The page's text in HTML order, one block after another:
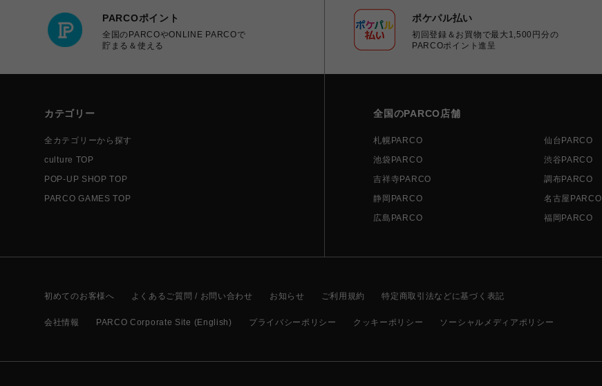
PARCOポイント
全国のPARCOやONLINE PARCOで
貯まる＆使える
ポケパル払い
初回登録＆お買物で最大1,500円分の
PARCOポイント進呈
カテゴリー
全カテゴリーから探す
culture TOP
POP-UP SHOP TOP
PARCO GAMES TOP
全国のPARCO店舗
札幌PARCO 仙台PARCO
池袋PARCO
渋谷PARCO
吉祥寺PARCO
調布PARCO
静岡PARCO
名古屋PARCO
広島PARCO
福岡PARCO
初めてのお客様へ よくあるご質問 / お問い合わせ お知らせ ご利用規約 特定商取引法などに基づく表記
会社情報 PARCO Corporate Site (English) プライバシーポリシー クッキーポリシー ソーシャルメディアポリシー